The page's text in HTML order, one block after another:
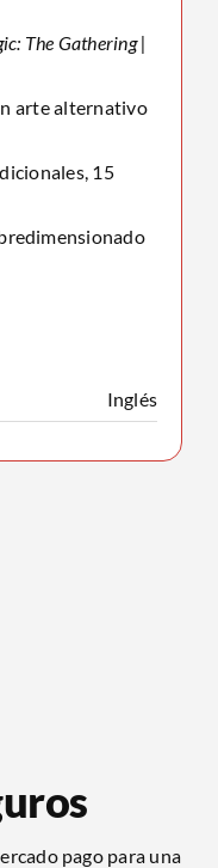
The Gathering |
arte alternativo
15
Inglés
pago para una